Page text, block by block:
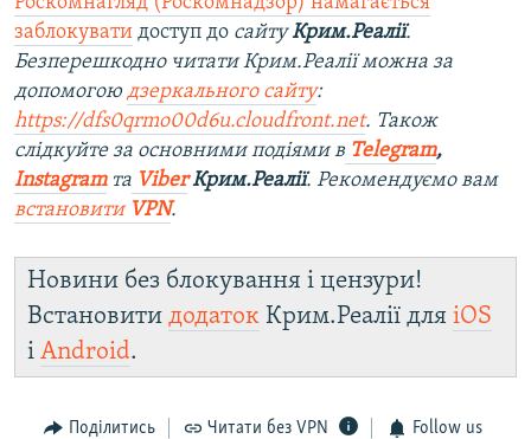
заблокувати доступ до сайтуКрим.Реалії.
Безперешкодно читати Крим.Реалії можна за
допомогою дзеркального сайту:
https://dfs0qrmo00d6u.cloudfront.net. Також
слідкуйте за основними подіями в Telegram,
Instagramта ViberКрим.Реалії. Рекомендуємо вам
встановити VPN.
Новини без блокування і цензури!
Встановити додаток Крим.Реалії для iOS
і Android.
Поділитись Читати без VPN Follow us